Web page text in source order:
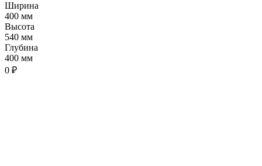
Ширина
400 мм
Высота
540 мм
Глубина
400 мм
0 ₽